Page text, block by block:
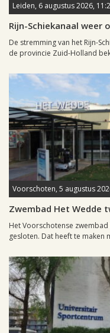
Leiden, 6 augustus 2026,
Rijn-Schiekanaal weer
De stremming van het Rijn-
de provincie Zuid-Holland
Voorschoten, 5 augustus
Zwembad Het Wedde
Het Voorschotense
gesloten. Dat heeft te maken